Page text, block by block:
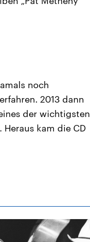
noch
2013 dann
der wichtigsten
kam die CD